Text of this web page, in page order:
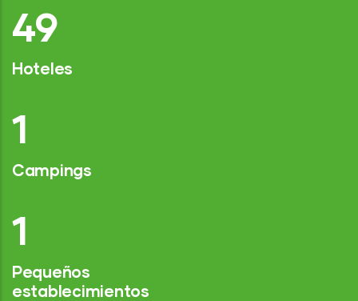
76
Hoteles
2
Campings
1
Pequeños
establecimientos